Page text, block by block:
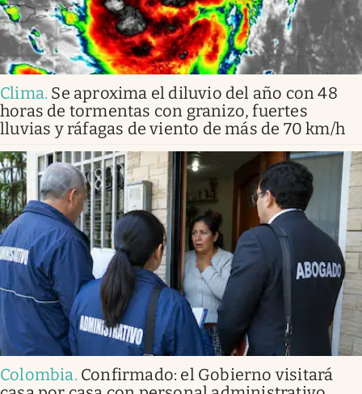
Clima. Se aproxima el diluvio del año con 48
horas de tormentas con granizo, fuertes
lluvias y ráfagas de viento de más de 70 km/h
Colombia. Confirmado: el Gobierno visitará